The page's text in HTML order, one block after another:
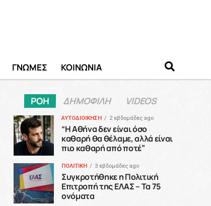
ΓΝΩΜΕΣ ΚΟΙΝΩΝΙΑ
ΡΟΗ ΔΗΜΟΦΙΛΗ VIDEOS
ΑΥΤΟΔΙΟΙΚΗΣΗ 2 εβδομάδες ago
“H Αθήνα δεν είναι όσο
καθαρή θα θέλαμε, αλλά είναι
πιο καθαρή από ποτέ”
ΠΟΛΙΤΙΚΗ 3 εβδομάδες ago
Συγκροτήθηκε η Πολιτική
Επιτροπή της ΕΛΑΣ – Τα 75
ονόματα